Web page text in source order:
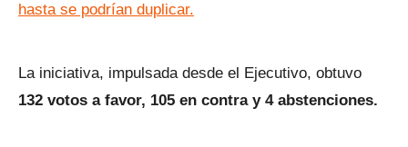
hasta se podrían duplicar.
La iniciativa, impulsada desde el Ejecutivo, obtuvo
132 votos a favor, 105 en contra y 4 abstenciones.